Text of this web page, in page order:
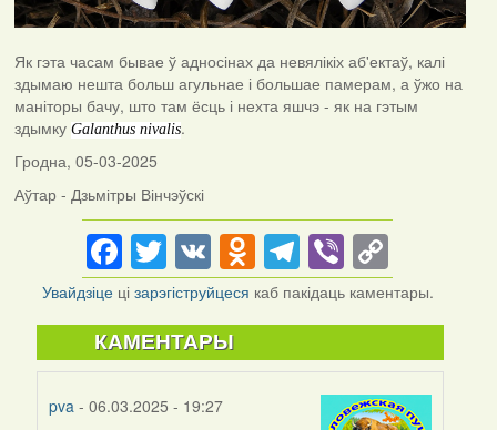
Як гэта часам бывае ў адносінах да невялікіх аб'ектаў, калі
здымаю нешта больш агульнае і большае памерам, а ўжо на
маніторы бачу, што там ёсць і нехта яшчэ - як на гэтым
здымку Galanthus nivalis.
Гродна, 05-03-2025
Аўтар - Дзьмітры Вінчэўскі
Facebook
Twitter
VKOdnoklassniki
Telegram
Viber
Link
Увайдзіце цізарэгіструйцеся каб пакідаць каментары.
КАМЕНТАРЫ
pva - 06.03.2025 - 19:27